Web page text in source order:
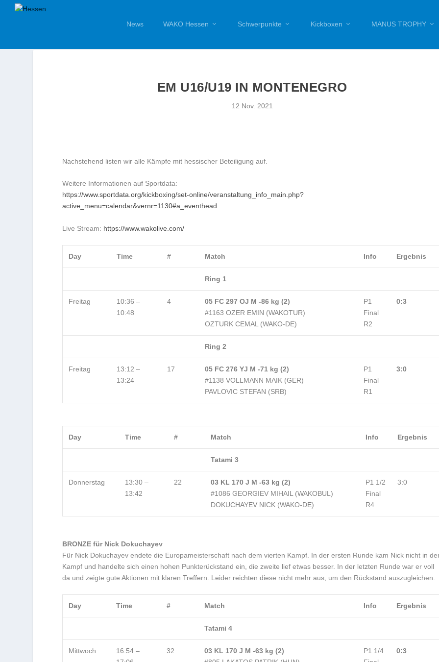
News WAKO Hessen Schwerpunkte Kickboxen MANUS TROPHY
EM U16/U19 IN MONTENEGRO
12 Nov. 2021
Nachstehend listen wir alle Kämpfe mit hessischer Beteiligung auf.
Weitere Informationen auf Sportdata:
https://www.sportdata.org/kickboxing/set-online/veranstaltung_info_main.php?
active_menu=calendar&vernr=1130#a_eventhead
Live Stream: https://www.wakolive.com/
Day Time # Match Info Ergebnis
Ring 1
Freitag
10:36 –
10:48
4
05 FC 297 OJ M -86 kg (2)
#1163 OZER EMIN (WAKOTUR)
OZTURK CEMAL (WAKO-DE)
P1
Final
R2
0:3
Ring 2
Freitag
13:12 –
13:24
17
05 FC 276 YJ M -71 kg (2)
#1138 VOLLMANN MAIK (GER)
PAVLOVIC STEFAN (SRB)
P1
Final
R1
3:0
Day Time # Match Info Ergebnis
Tatami 3
Donnerstag
13:30 –
13:42
22
03 KL 170 J M -63 kg (2)
#1086 GEORGIEV MIHAIL (WAKOBUL)
DOKUCHAYEV NICK (WAKO-DE)
P1 1/2
Final
R4
3:0
BRONZE für Nick Dokuchayev
Für Nick Dokuchayev endete die Europameisterschaft nach dem vierten Kampf. In der ersten Runde kam Nick nicht in
Kampf und handelte sich einen hohen Punkterückstand ein, die zweite lief etwas besser. In der letzten Runde war er voll
da und zeigte gute Aktionen mit klaren Treffern. Leider reichten diese nicht mehr aus, um den Rückstand auszugleichen.
Day Time # Match Info Ergebnis
Tatami 4
Mittwoch
16:54 –
32
03 KL 170 J M -63 kg (2)
P1 1/4
0:3